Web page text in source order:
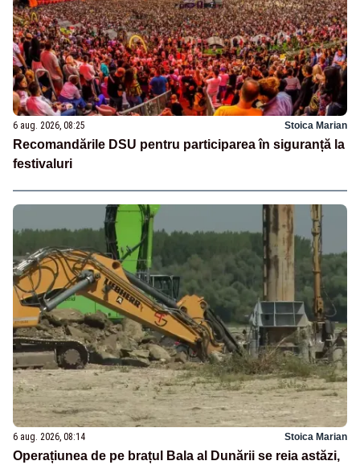
6 aug. 2026, 08:25 Stoica Marian
Recomandările DSU pentru participarea în siguranță la
festivaluri
6 aug. 2026, 08:14 Stoica Marian
Operațiunea de pe brațul Bala al Dunării se reia astăzi,